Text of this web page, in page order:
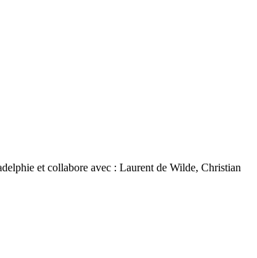
et collabore avec : Laurent de Wilde, Christian